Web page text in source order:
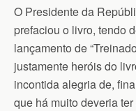
O Presidente da
prefaciou o livro, tendo
lançamento de
justamente heróis do
incontida alegria de,
que há muito deveria